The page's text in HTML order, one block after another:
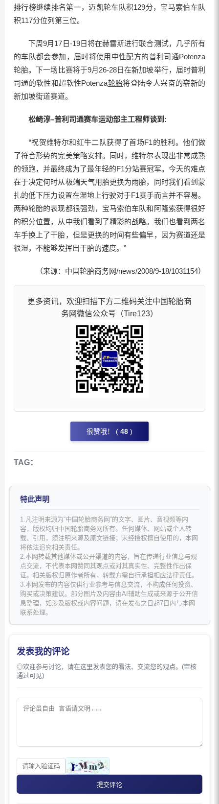
排行榜继续排名第一，迈凯轮车队积129分，宝马索伯车队
积117分位列第三位。
下周9月17日-19日将在赫雷斯进行联合测试，几乎所有
的车队都会参加，届时将使用中性配方的普利司通Potenza
轮胎。下一场比赛将于9月26-28日在新加坡举行，届时普利
司通的软性和超软性Potenza轮胎将登陆令人兴奋的崭新的
新加坡街道赛道。
松崎淳–普利司通赛车运动部主工程师谈到:
“祝贺维特尔和红牛二队获得了首场F1的胜利。他们做
了符合形势的完美策略安排。同时，维特尔表现出非常成熟
的领跑，并最终成为了最年轻的F1分站赛冠军。今天的难点
在于决定何时从极端天气用胎更换为雨胎，同时我们看到蒙
扎的低下压力设置在湿地上行驶对于F1赛手而言并不容易。
两种轮胎的表现都很强劲，宝马索伯车队和阿隆索获得很好
的积分位置，从中我们看到了精彩的战略。我们也看到两名
车手换上了干胎，但是更换的时间有些偏早，因为赛道还是
很湿，不能够发挥出干胎的速度。”
（来源：中国轮胎商务网/news/2008/9-18/1031154）
更多资讯，欢迎扫描下方二维码关注中国轮胎商
务网微信公众号（Tire123）
很赞哦！ ( 48 )
TAG：
特此声明
1.凡注明来源为“中国轮胎商务网”的文字、图片、音视频等内
容，版权均归中国轮胎商务网所有。任何媒体、网站或个人转
载、引用，须注明来源及原文链接；未经授权擅自使用的，本网
将依法追究相关责任。
2.本网转载其他媒体或公开渠道的内容，旨在传递行业信息与观
点交流，不代表本网赞同其观点或对其真实性、完整性作出保
证。相关版权归原作者所有，转载方需自行承担相应法律责任。
3.本网发布的内容仅供行业参考与信息交流，不构成任何投资、
购买或决策建议。部分图片及内容由AI辅助生成或来源于公开信
息整理，如涉及版权或内容问题，请在发布之日起7日内与本网
联系处理。
发表我的评论
◎欢迎参与讨论，请在这里发表您的看法、交流您的观点。(审核
通过可见)
提交评论